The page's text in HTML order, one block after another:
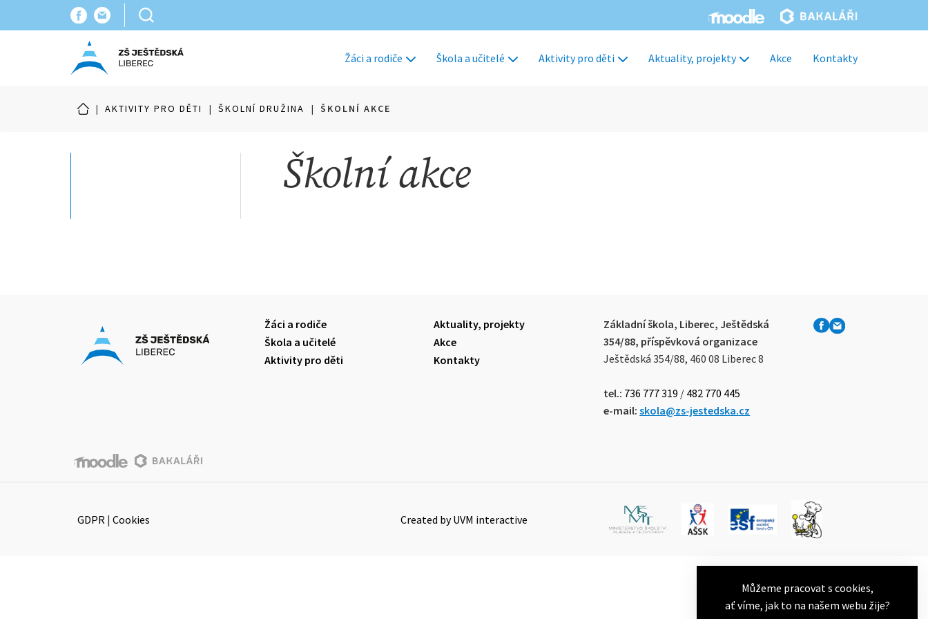
Žáci a rodiče Škola a učitelé Aktivity pro děti Aktuality, projekty Akce Kontakty
Můžeme pracovat s cookies,
ať víme, jak to na našem webu žije?
| AKTIVITY PRO DĚTI | ŠKOLNÍ DRUŽINA | ŠKOLNÍ AKCE
Školní akce
Žáci a rodiče
Škola a učitelé
Aktivity pro děti
Aktuality, projekty
Akce
Kontakty
Základní škola, Liberec, Ještědská
354/88, příspěvková organizace
Ještědská 354/88, 460 08 Liberec 8
tel.: 736 777 319 / 482 770 445
e-mail: skola@zs-jestedska.cz
GDPR | Cookies Created by UVM interactive